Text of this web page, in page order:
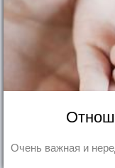
Очень важная и